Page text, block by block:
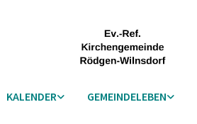
KALENDER GEMEINDELEBEN